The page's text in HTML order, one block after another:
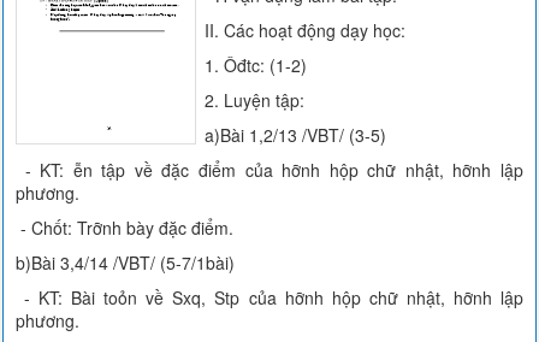
II. Các hoạt động dạy học:
1. Ôđtc: (1-2)
2. Luyện tập:
a)Bài 1,2/13 /VBT/ (3-5)
- KT: ễn tập về đặc điểm của hỡnh hộp chữ nhật, hỡnh lập
phương.
- Chốt: Trỡnh bày đặc điểm.
b)Bài 3,4/14 /VBT/ (5-7/1bài)
- KT: Bài toỏn về Sxq, Stp của hỡnh hộp chữ nhật, hỡnh lập
phương.